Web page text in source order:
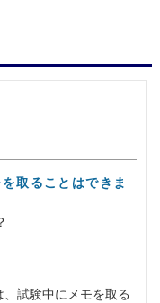
取ることはできま
試験中にメモを取る